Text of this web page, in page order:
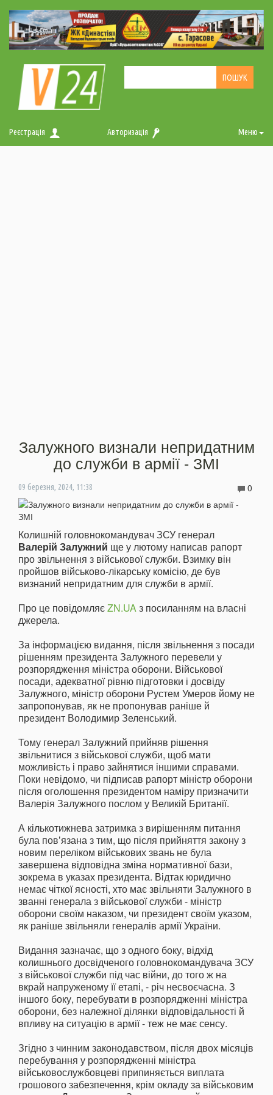
Реєстрація Авторизація Меню
Залужного визнали непридатним
до служби в армії - ЗМІ
09 березня, 2024, 11:38 0
Колишній головнокомандувач ЗСУ генерал
Валерій Залужний ще у лютому написав рапорт
про звільнення з військової служби. Взимку він
пройшов військово-лікарську комісію, де був
визнаний непридатним для служби в армії.
Про це повідомляєZN.UAз посиланням на власні
джерела.
За інформацією видання, після звільнення з посади
рішенням президента Залужного перевели у
розпорядження міністра оборони. Військової
посади, адекватної рівню підготовки і досвіду
Залужного, міністр оборони Рустем Умеров йому не
запропонував, як не пропонував раніше й
президент Володимир Зеленський.
Тому генерал Залужний прийняв рішення
звільнитися з військової служби, щоб мати
можливість і право зайнятися іншими справами.
Поки невідомо, чи підписав рапорт міністр оборони
після оголошення президентом наміру призначити
Валерія Залужного послом у Великій Британії.
А кількотижнева затримка з вирішенням питання
була повʼязана з тим, що після прийняття закону з
новим переліком військових звань не була
завершена відповідна зміна нормативної бази,
зокрема в указах президента. Відтак юридично
немає чіткої ясності, хто має звільняти Залужного в
званні генерала з військової служби - міністр
оборони своїм наказом, чи президент своїм указом,
як раніше звільняли генералів армії України.
Видання зазначає, що з одного боку, відхід
колишнього досвідченого головнокомандувача ЗСУ
з військової служби під час війни, до того ж на
вкрай напруженому її етапі, - річ несвоєчасна. З
іншого боку, перебувати в розпорядженні міністра
оборони, без належної ділянки відповідальності й
впливу на ситуацію в армії - теж не має сенсу.
Згідно з чинним законодавством, після двох місяців
перебування у розпорядженні міністра
військовослужбовцеві припиняється виплата
грошового забезпечення, крім окладу за військовим